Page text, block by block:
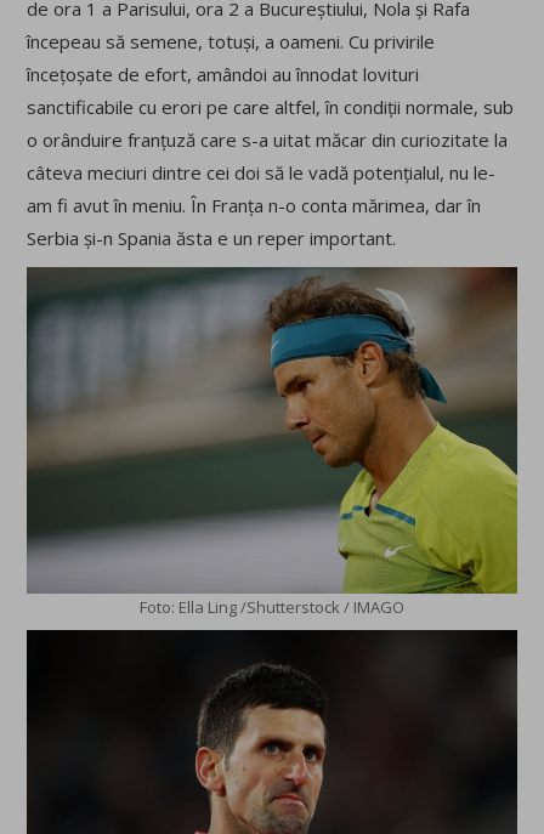
de ora 1 a Parisului, ora 2 a Bucureștiului, Nola și Rafa
începeau să semene, totuși, a oameni. Cu privirile
încețoșate de efort, amândoi au înnodat lovituri
sanctificabile cu erori pe care altfel, în condiții normale, sub
o orânduire franțuză care s-a uitat măcar din curiozitate la
câteva meciuri dintre cei doi să le vadă potențialul, nu le-
am fi avut în meniu. În Franța n-o conta mărimea, dar în
Serbia și-n Spania ăsta e un reper important.
Foto: Ella Ling /Shutterstock / IMAGO